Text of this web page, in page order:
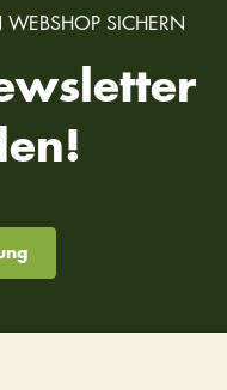
SICHERN